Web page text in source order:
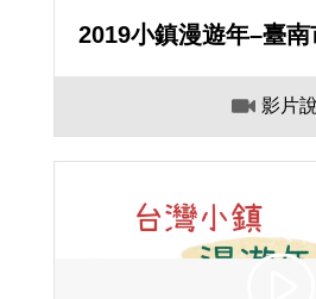
2019小鎮漫遊年–臺
影片